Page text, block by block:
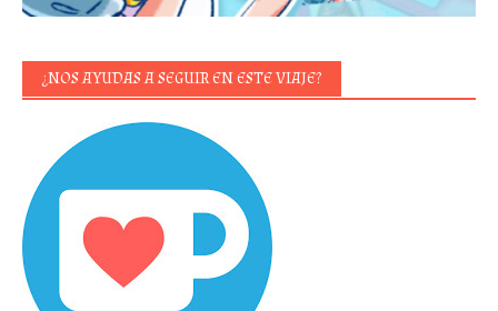
¿NOS AYUDAS A SEGUIR EN ESTE VIAJE?